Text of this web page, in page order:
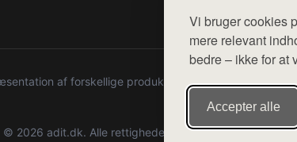
Vi bruger cookies
mere relevant
bedre – ikke for
Accepter alle
af forskellige produkter fra diverse
© 2026 adit.dk. Alle rettigheder forbeholdes.